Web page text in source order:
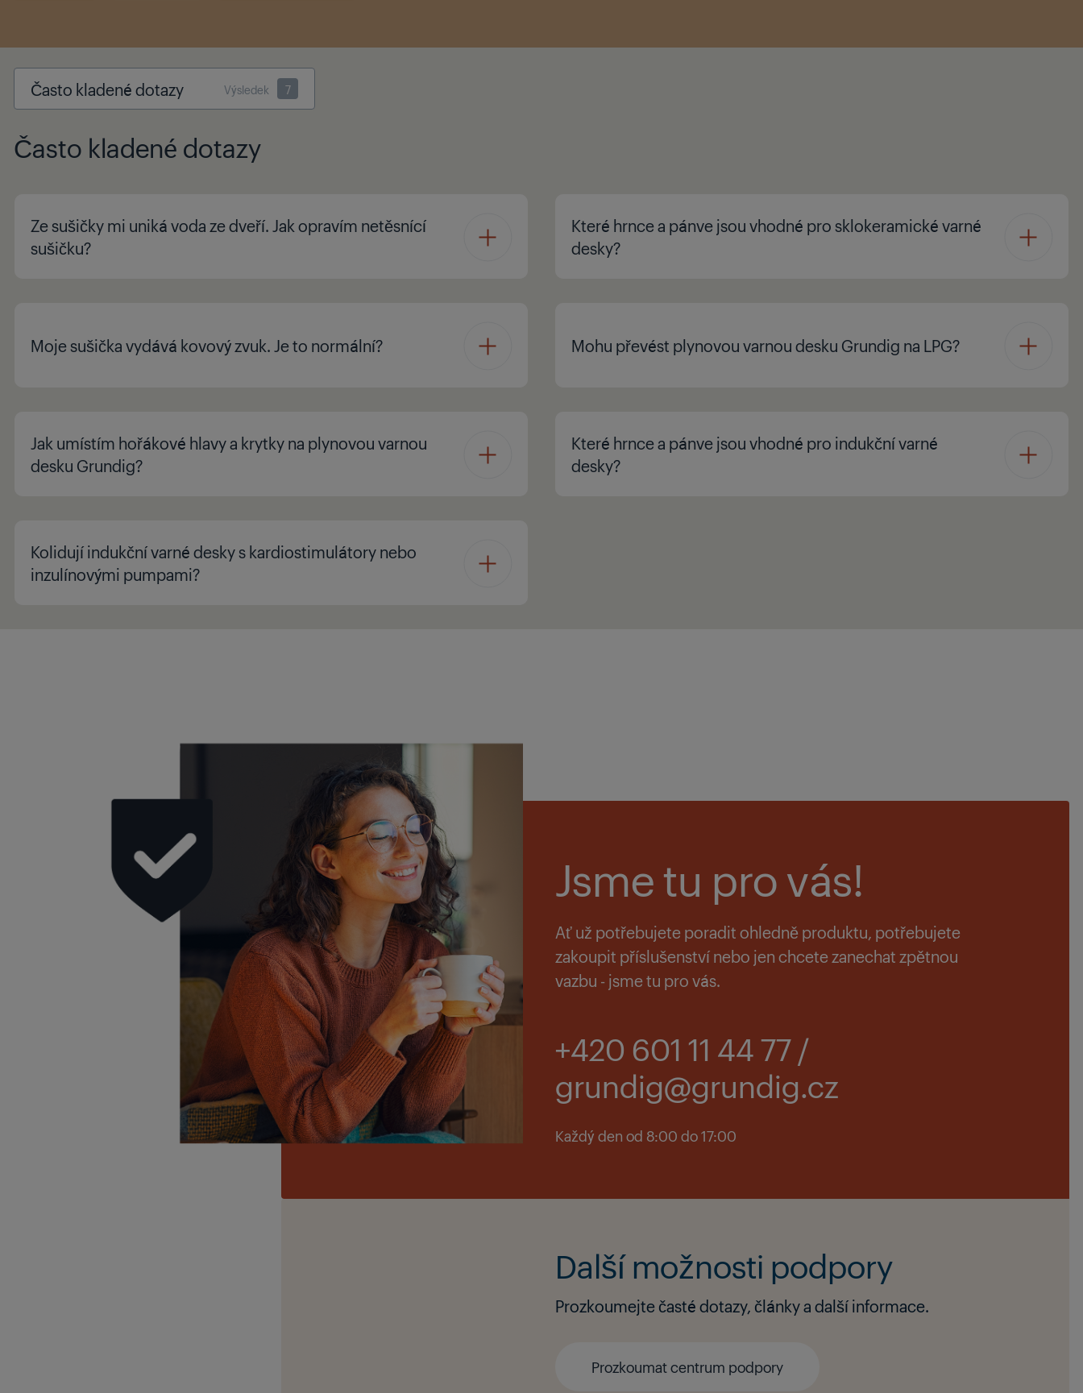
Často kladené dotazy Výsledek 7
Často kladené dotazy
Ze sušičky mi uniká voda ze dveří. Jak opravím netěsnící
sušičku?
Moje sušička vydává kovový zvuk. Je to normální?
Jak umístím hořákové hlavy a krytky na plynovou varnou
desku Grundig?
Kolidují indukční varné desky s kardiostimulátory nebo
inzulínovými pumpami?
Které hrnce a pánve jsou vhodné pro sklokeramické varné
desky?
Mohu převést plynovou varnou desku Grundig na LPG?
Které hrnce a pánve jsou vhodné pro indukční varné
desky?
Jsme tu pro vás!
Ať už potřebujete poradit ohledně produktu, potřebujete
zakoupit příslušenství nebo jen chcete zanechat zpětnou
vazbu - jsme tu pro vás.
+420 601 11 44 77 /
grundig@grundig.cz
Každý den od 8:00 do 17:00
Další možnosti podpory
Prozkoumejte časté dotazy, články a další informace.
Prozkoumat centrum podpory